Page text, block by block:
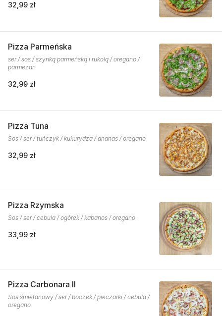
32,99 zł
Pizza Parmeńska
ser / sos / szynką parmeńską i rukolą / oregano /
parmezan
32,99 zł
Pizza Tuna
Sos / ser / tuńczyk / kukurydza / ananas / oregano
32,99 zł
Pizza Rzymska
Sos / ser / cebula / ogórek / kabanos / oregano
33,99 zł
Pizza Carbonara II
Sos śmietanowy / ser / boczek / pieczarki / cebula /
oregano